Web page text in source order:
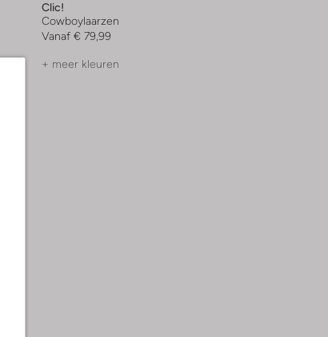
Clic!
Cowboylaarzen
Vanaf € 79,99
+ meer kleuren